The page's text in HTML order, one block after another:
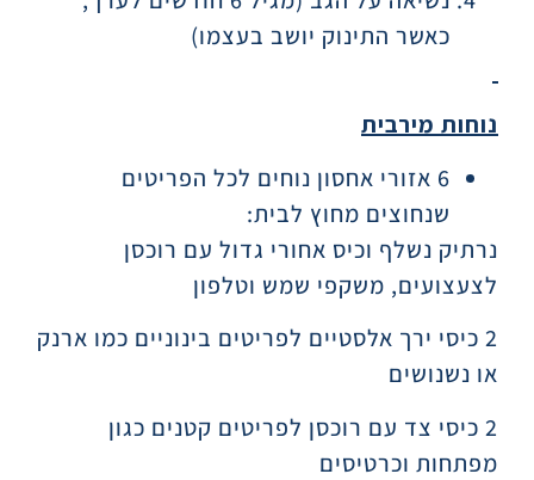
כאשר התינוק יושב בעצמו)
נוחות מירבית
6 אזורי אחסון נוחים לכל הפריטים
שנחוצים מחוץ לבית:
נרתיק נשלף וכיס אחורי גדול עם רוכסן
לצעצועים, משקפי שמש וטלפון
2 כיסי ירך אלסטיים לפריטים בינוניים כמו ארנק
או נשנושים
2 כיסי צד עם רוכסן לפריטים קטנים כגון
מפתחות וכרטיסים